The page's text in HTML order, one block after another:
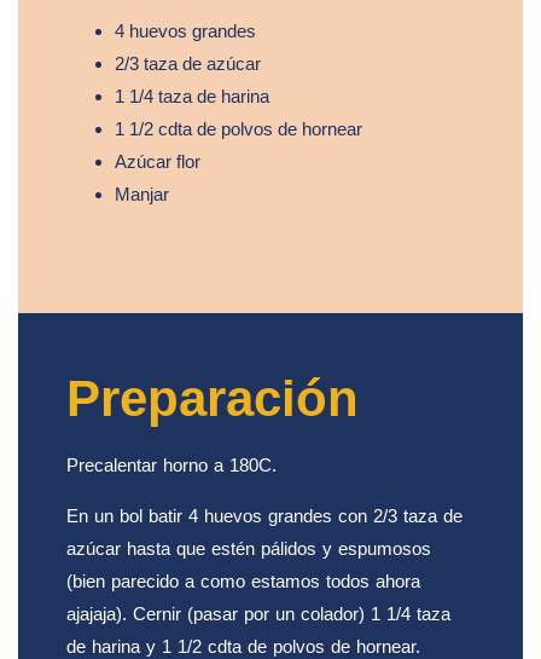
4 huevos grandes
2/3 taza de azúcar
1 1/4 taza de harina
1 1/2 cdta de polvos de hornear
Azúcar flor
Manjar
Preparación
Precalentar horno a 180C.
En un bol batir 4 huevos grandes con 2/3 taza de
azúcar hasta que estén pálidos y espumosos
(bien parecido a como estamos todos ahora
ajajaja). Cernir (pasar por un colador) 1 1/4 taza
de harina y 1 1/2 cdta de polvos de hornear.